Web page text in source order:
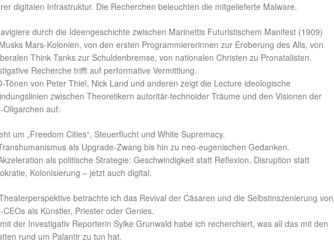
digitalen Infrastruktur. Die Recherchen beleuchten die mitgelieferte Malware.
durch die Ideengeschichte zwischen Marinettis Futuristischem Manifest (1909)
Mars-Kolonien, von den ersten Programmiererinnen zur Eroberung des Alls, von
Think Tanks zur Schuldenbremse, von nationalen Christen zu Pronatalisten.
Recherche trifft auf performative Vermittlung.
Tönen von Peter Thiel, Nick Land und anderen zeigt die Lecture ideologische
zwischen Theoretikern autoritär-technoider Träume und den Visionen der
Oligarchen auf:
um „Freedom Cities“, Steuerflucht und White Supremacy.
als Upgrade-Zwang bis hin zu neo-eugenischen Gedanken.
als politische Strategie: Geschwindigkeit statt Reflexion, Disruption statt
Kolonisierung – jetzt auch digital.
betrachte ich das Revival der Cäsaren und die Selbstinszenierung von
CEOs als Künstler, Priester oder Genies.
der Investigativ Reporterin Sylke Grunwald habe ich recherchiert, was all das mit den
rund um Palantir zu tun hat.